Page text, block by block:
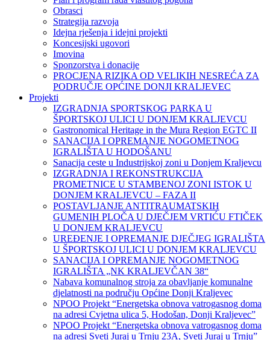
Obrasci
Strategija razvoja
Idejna rješenja i idejni projekti
Koncesijski ugovori
Imovina
Sponzorstva i donacije
PROCJENA RIZIKA OD VELIKIH NESREĆA ZA
PODRUČJE OPĆINE DONJI KRALJEVEC
Projekti
IZGRADNJA SPORTSKOG PARKA U
ŠPORTSKOJ ULICI U DONJEM KRALJEVCU
Gastronomical Heritage in the Mura Region EGTC II
SANACIJA I OPREMANJE NOGOMETNOG
IGRALIŠTA U HODOŠANU
Sanacija ceste u Industrijskoj zoni u Donjem Kraljevcu
IZGRADNJA I REKONSTRUKCIJA
PROMETNICE U STAMBENOJ ZONI ISTOK U
DONJEM KRALJEVCU – FAZA II
POSTAVLJANJE ANTITRAUMATSKIH
GUMENIH PLOČA U DJEČJEM VRTIĆU FTIČEK
U DONJEM KRALJEVCU
UREĐENJE I OPREMANJE DJEČJEG IGRALIŠTA
U ŠPORTSKOJ ULICI U DONJEM KRALJEVCU
SANACIJA I OPREMANJE NOGOMETNOG
IGRALIŠTA „NK KRALJEVČAN 38“
Nabava komunalnog stroja za obavljanje komunalne
djelatnosti na području Općine Donji Kraljevec
NPOO Projekt “Energetska obnova vatrogasnog doma
na adresi Cvjetna ulica 5, Hodošan, Donji Kraljevec”
NPOO Projekt “Energetska obnova vatrogasnog doma
na adresi Sveti Juraj u Trnju 23A, Sveti Juraj u Trnju”